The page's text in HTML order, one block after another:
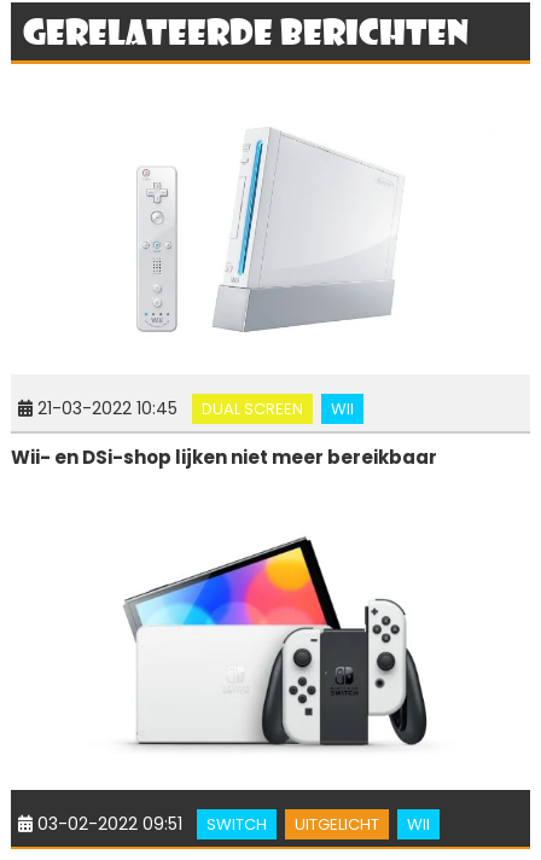
Gerelateerde berichten
21-03-2022 10:45 DUAL SCREEN WII
Wii- en DSi-shop lijken niet meer bereikbaar
03-02-2022 09:51 SWITCH UITGELICHT WII